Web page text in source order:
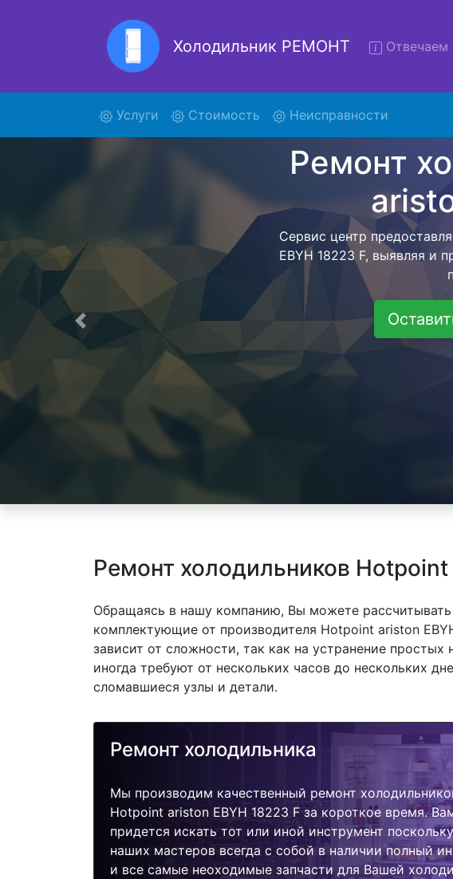
Холодильник РЕМОНТ Отвечаем
Услуги (current)Стоимость Неисправности
Ремонт холодильников с
поиски курьерской
EBYH 18223 F и отвезет в
EBYH 18223 F
предстоит ожидать
техника сдается,
фиксируется. Перечень
выезд
Предыдущая
Ремонт холодильников
Обращаясь в нашу компанию, Вы можете
комплектующие от производителя Hotpoint ariston
зависит от сложности, так как на устранение
иногда требуют от нескольких часов до нескольких
сломавшиеся узлы и детали.
Ремонт холодильника
Мы производим качественный ремонт
Hotpoint ariston EBYH 18223 F за короткое время.
придется искать тот или иной инструмент
наших мастеров всегда с собой в наличии полный
и все самые неоходимые запчасти для Вашей